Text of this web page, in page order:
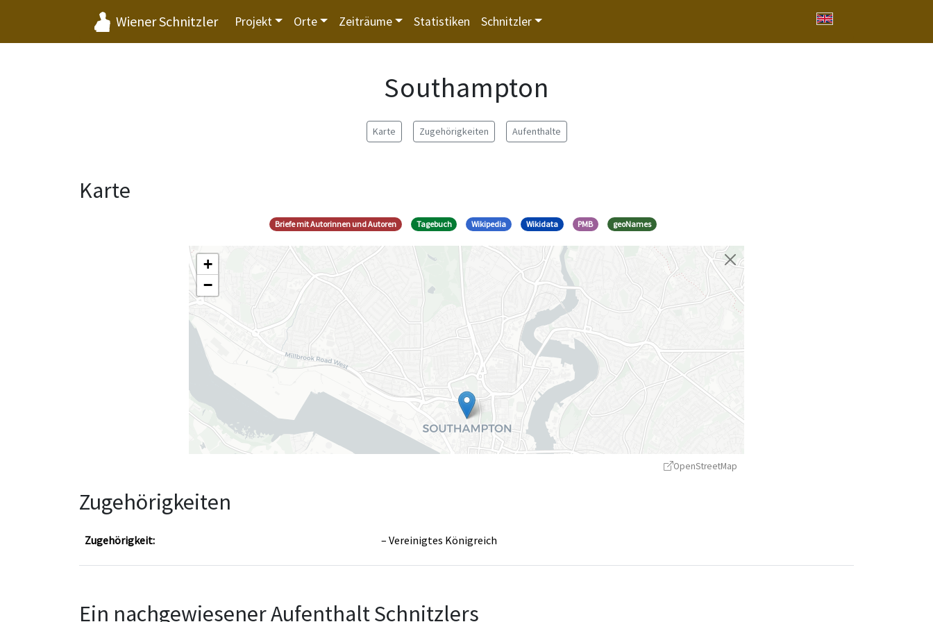
Wiener Schnitzler Projekt Orte Zeiträume Statistiken Schnitzler
Southampton
Karte Zugehörigkeiten Aufenthalte
Karte
Briefe mit Autorinnen und Autoren Tagebuch Wikipedia Wikidata PMB geoNames
+
−
OpenStreetMap
Zugehörigkeiten
Zugehörigkeit: Vereinigtes Königreich
Ein nachgewiesener Aufenthalt Schnitzlers